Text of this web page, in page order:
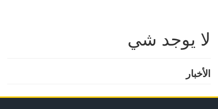
لا يوجد شي
الأخبار